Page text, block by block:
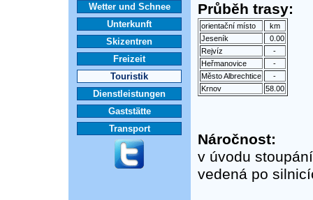
Wetter und Schnee
Unterkunft
Skizentren
Freizeit
Touristik
Dienstleistungen
Gaststätte
Transport
Průběh trasy:
orientační místo
km
Jeseník
0.00
Rejvíz
-
Heřmanovice
-
Město Albrechtice
-
Krnov
58.00
Náročnost:
v úvodu
vedená po